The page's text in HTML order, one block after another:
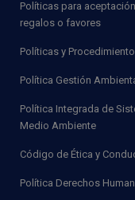
Políticas para
regalos o favores
Políticas y
Política Gestión
Política Integrada de
Medio Ambiente
Código de Ética y
Política Derechos